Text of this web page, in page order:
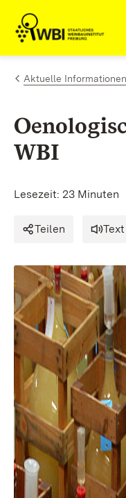
Zum Inhalt
Link zur Startseite
Aktuelle Informationen
WBI
Lesezeit: 23 Minuten
Teilen